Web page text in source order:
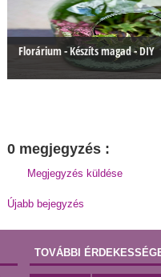
Florárium - Készíts magad - DIY
0 megjegyzés :
Megjegyzés küldése
Újabb bejegyzés
TOVÁBBI